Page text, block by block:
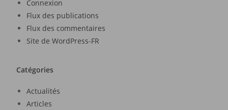
Connexion
Flux des publications
Flux des commentaires
Site de WordPress-FR
Catégories
Actualités
Articles